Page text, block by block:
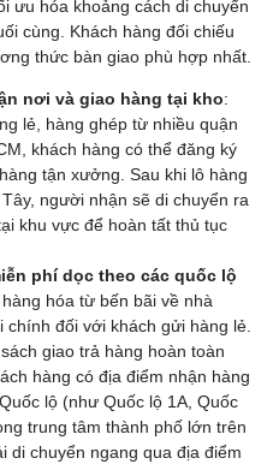
ưu hóa khoảng cách di chuyển
cùng. Khách hàng đối chiếu
thức bàn giao phù hợp nhất.
nơi và giao hàng tại kho:
lẻ, hàng ghép từ nhiều quận
khách hàng có thể đăng ký
tận xưởng. Sau khi lô hàng
người nhận sẽ di chuyển ra
khu vực để hoàn tất thủ tục
phí dọc theo các quốc lộ
hóa từ bến bãi về nhà
chính đối với khách gửi hàng lẻ.
giao trả hàng hoàn toàn
hàng có địa điểm nhận hàng
lộ (như Quốc lộ 1A, Quốc
trung tâm thành phố lớn trên
di chuyển ngang qua địa điểm